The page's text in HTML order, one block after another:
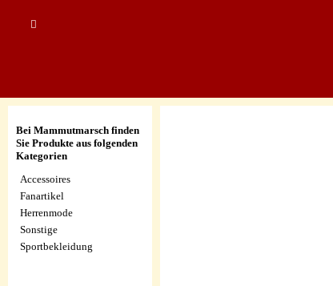
Bei Mammutmarsch finden
Sie Produkte aus folgenden
Kategorien
Accessoires
Fanartikel
Herrenmode
Sonstige
Sportbekleidung